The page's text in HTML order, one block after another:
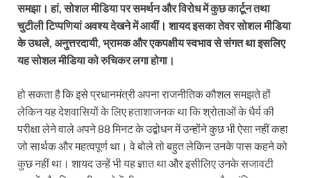
समझा। हां, सोशल मीडिया पर समर्थन और विरोध में कुछ कार्टून तथा
चुटीली टिप्पणियां अवश्य देखने में आयीं। शायद इसका तेवर सोशल मीडिया
के उथले, अनुत्तरदायी, भ्रामक और एकपक्षीय स्वभाव से संगत था इसलिए
यह सोशल मीडिया को रुचिकर लगा होगा।
हो सकता है कि इसे प्रधानमंत्री अपना राजनीतिक कौशल समझते हों
लेकिन यह देशवासियों के लिए हताशाजनक था कि श्रोताओं के धैर्य की
परीक्षा लेने वाले अपने 88 मिनट के उद्बोधन में उन्होंने कुछ भी ऐसा नहीं कहा
जो सार्थक और महत्वपूर्ण था। वे बोले तो बहुत लेकिन उनके पास कहने को
कुछ नहीं था। शायद उन्हें भी यह ज्ञात था और इसीलिए उनके सजावटी